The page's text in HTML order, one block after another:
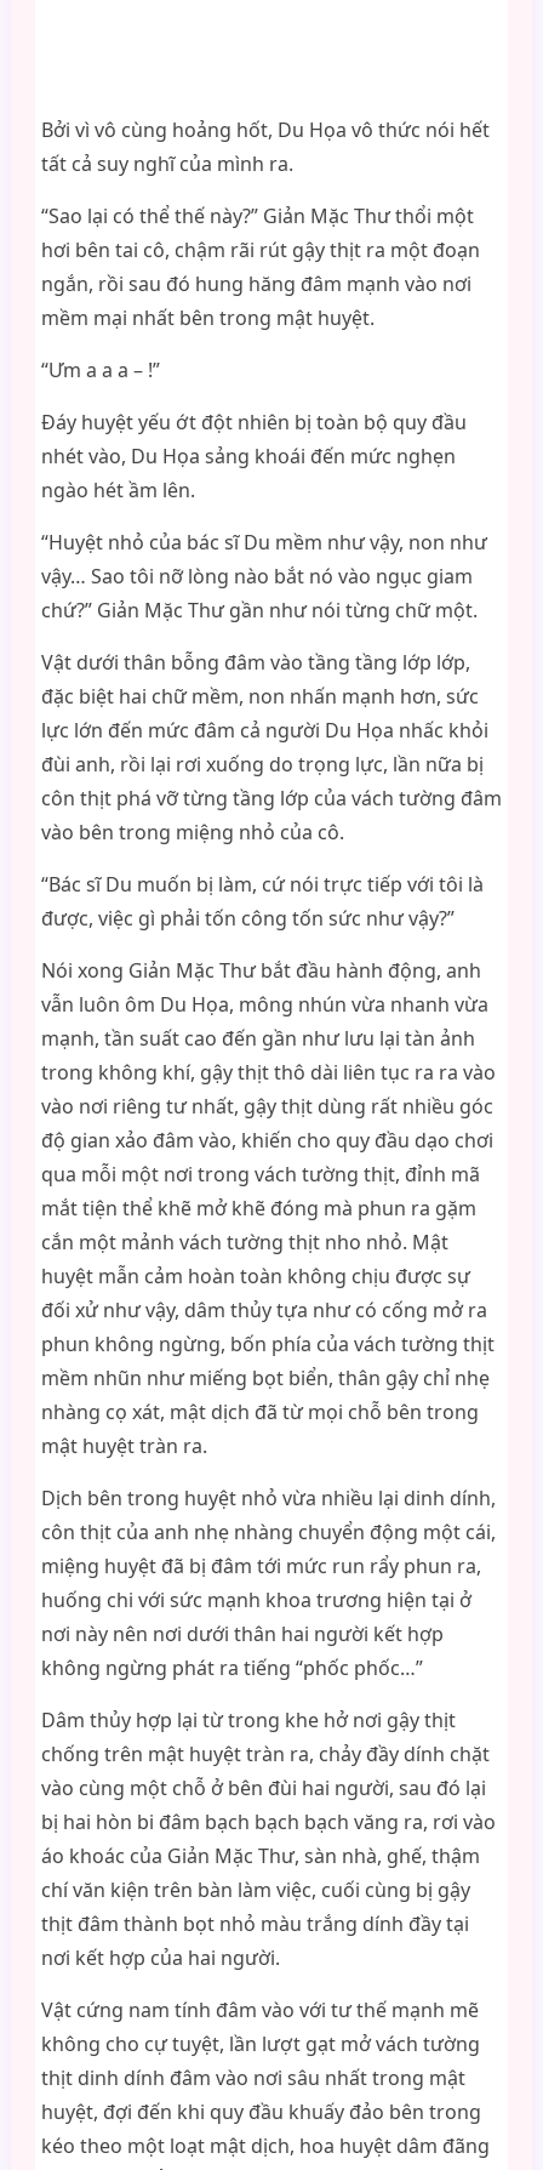
Bởi vì vô cùng hoảng hốt, Du Họa vô thức nói hết
tất cả suy nghĩ của mình ra.
“Sao lại có thể thế này?” Giản Mặc Thư thổi một
hơi bên tai cô, chậm rãi rút gậy thịt ra một đoạn
ngắn, rồi sau đó hung hăng đâm mạnh vào nơi
mềm mại nhất bên trong mật huyệt.
“Ưm a a a – !”
Đáy huyệt yếu ớt đột nhiên bị toàn bộ quy đầu
nhét vào, Du Họa sảng khօái đến mức nghẹn
ngào hét ầm lên.
“Huyệt nhỏ của bác sĩ Du mềm như vậy, non như
vậy… Sao tôi nỡ lòng nào bắt nó vào ngục giam
chứ?” Giản Mặc Thư gần như nói từng chữ một.
Vật dưới thân bỗng đâm vào tầng tầng lớp lớp,
đặc biệt hai chữ mềm, non nhấn mạnh hơn, sức
lực lớn đến mức đâm cả người Du Họa nhấc khỏi
đùi anh, rồi lại rơi xuống do trọng lực, lần nữa bị
côn thịt phá vỡ từng tầng lớp của vách tường đâm
vào bên trong miệng nhỏ của cô.
“Bác sĩ Du muốn bị làm, cứ nói trực tiếp với tôi là
được, việc gì phải tốn công tốn sức như vậy?”
Nói xong Giản Mặc Thư bắt đầu hành động, anh
vẫn luôn ôm Du Họa, mông nhún vừa nhanh vừa
mạnh, tần suất cao đến gần như lưu lại tàn ảnh
trong không khí, gậy thịt thô dài liên tục ra ra vào
vào nơi riêng tư nhất, gậy thịt dùng rất nhiều góc
độ gian xảo đâm vào, khiến cho quy đầu dạo chơi
qua mỗi một nơi trong vách tường thịt, đỉnh mã
mắt tiện thể khẽ mở khẽ đóng mà phun ra gặm
cắn một mảnh vách tường thịt nho nhỏ. Mật
huyệt mẫn cảm hoàn toàn không chịu được sự
đối xử như vậy, dâm thủy tựa như có cống mở ra
phun không ngừng, bốn phía của vách tường thịt
mềm nhũn như miếng bọt biển, thân gậy chỉ nhẹ
nhàng cọ xát, mật dịch đã từ mọi chỗ bên trong
mật huyệt tràn ra.
Dịch bên trong huyệt nhỏ vừa nhiều lại dinh dính,
côn thịt của anh nhẹ nhàng chuyển động một cái,
miệng huyệt đã bị đâm tới mức run rẩy phun ra,
huống chi với sức mạnh khoa trương hiện tại ở
nơi này nên nơi dưới thân hai người kết hợp
không ngừng phát ra tiếng “phốc phốc…”
Dâm thủy hợp lại từ trong khe hở nơi gậy thịt
chống trên mật huyệt tràn ra, chảy đầy dính chặt
vào cùng một chỗ ở bên đùi hai người, sau đó lại
bị hai hòn bi đâm bạch bạch bạch văng ra, rơi vào
áo khoác của Giản Mặc Thư, sàn nhà, ghế, thậm
chí văn kiện trên bàn làm việc, cuối cùng bị gậy
thịt đâm thành bọt nhỏ màu trắng dính đầy tại
nơi kết hợp của hai người.
Vật cứng nam tính đâm vào với tư thế mạnh mẽ
không cho cự tuyệt, lần lượt gạt mở vách tường
thịt dinh dính đâm vào nơi sâu nhất trong mật
huyệt, đợi đến khi quy đầu khuấy đảo bên trong
kéo theo một loạt mật dịch, hoa huyệt dâm đãng